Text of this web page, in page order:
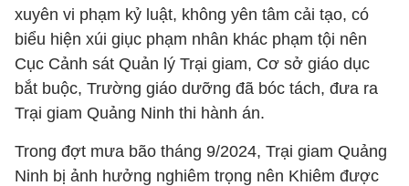
xuyên vi phạm kỷ luật, không yên tâm cải tạo, có
biểu hiện xúi giục phạm nhân khác phạm tội nên
Cục Cảnh sát Quản lý Trại giam, Cơ sở giáo dục
bắt buộc, Trường giáo dưỡng đã bóc tách, đưa ra
Trại giam Quảng Ninh thi hành án.
Trong đợt mưa bão tháng 9/2024, Trại giam Quảng
Ninh bị ảnh hưởng nghiêm trọng nên Khiêm được